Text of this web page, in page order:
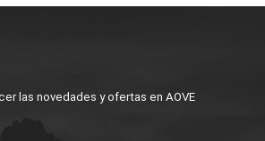
las novedades y ofertas en AOVE